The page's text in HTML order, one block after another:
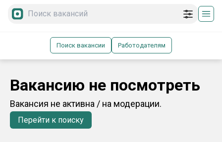
Поиск вакансии Работодателям
Вакансию не посмотреть
Вакансия не активна / на модерации.
Перейти к поиску